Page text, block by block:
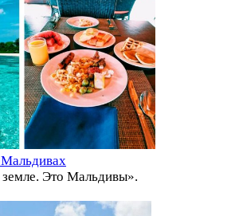
земле. Это Мальдивы».